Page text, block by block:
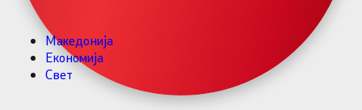
Македонија
Економија
Свет